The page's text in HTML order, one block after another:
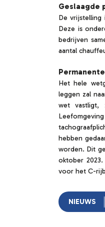
Geslaagde
De vrijstelling
Deze is
bedrijven
aantal
Het hele
leggen zal
wet vastligt,
hebben
worden. Dit
oktober
voor het C-
NIEUWS